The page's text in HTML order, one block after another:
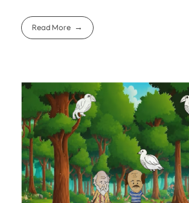
Read More